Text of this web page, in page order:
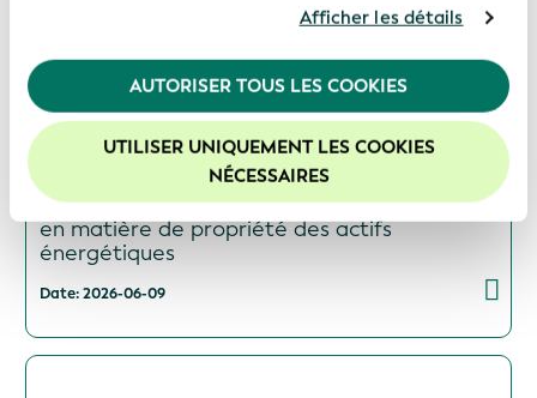
utilisation de leurs services. En poursuivant
l'utilisation de notre site Web, vous consentez à
l'utilisation de nos cookies. Pour de plus amples
informations, veuillez consulter notrePolitique de
confidentialité
Nous vous recommandons d'activer les cookies afin
d'améliorer votre expérience sur notre site Web.
Afficher les détails
AUTORISER TOUS LES COOKIES
UTILISER UNIQUEMENT LES COOKIES
NÉCESSAIRES
du secteur et la transparence des données
Date: 2026-06-16
La GLEIF et Global Energy Monitor
s'associent pour renforcer la transparence
en matière de propriété des actifs
énergétiques
Date: 2026-06-09